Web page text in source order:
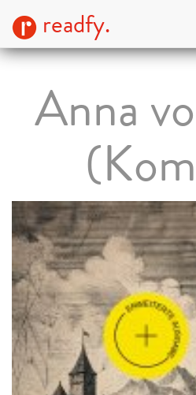
readfy.
Anna